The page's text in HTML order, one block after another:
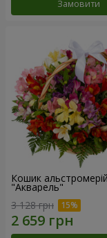
Замовити
Кошик альстромерій
"Акварель"
3 128 грн